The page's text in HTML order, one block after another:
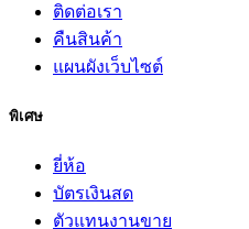
ติดต่อเรา
คืนสินค้า
แผนผังเว็บไซต์
พิเศษ
ยี่ห้อ
บัตรเงินสด
ตัวแทนงานขาย